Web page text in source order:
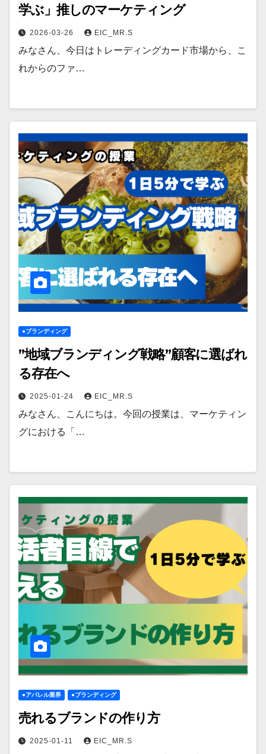
学ぶ」推しのマーケティング
2026-03-26 EIC_MR.S
みなさん、今日はトレーディングカード市場から、こ
れからのファ…
●ブランディング
”地域ブランディング戦略”顧客に選ばれ
る存在へ
2025-01-24 EIC_MR.S
みなさん、こんにちは。今回の授業は、マーケティン
グにおける「…
●アパレル業界 ●ブランディング
売れるブランドの作り方
2025-01-11 EIC_MR.S